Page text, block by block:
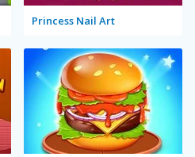
Princess Nail Art